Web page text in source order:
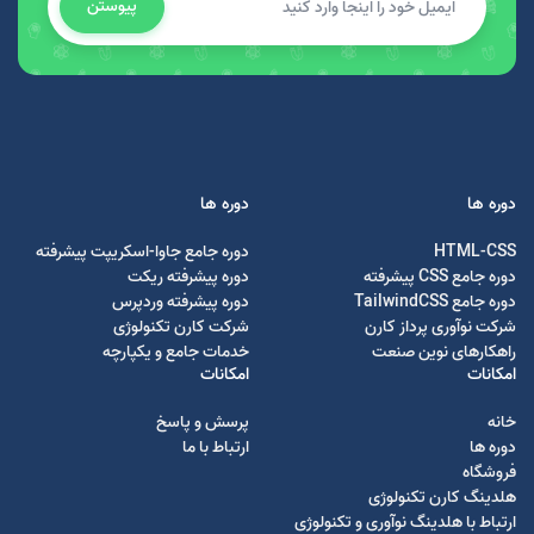
پیوستن
دوره ها
HTML-CSS
دوره جامع CSS پیشرفته
دوره جامع TailwindCSS
شرکت نوآوری پرداز کارن
راهکارهای نوین صنعت
دوره ها
دوره جامع جاوا-اسکریپت پیشرفته
دوره پیشرفته ریکت
دوره پیشرفته وردپرس
شرکت کارن تکنولوژی
خدمات جامع و یکپارچه
امکانات
خانه
دوره ها
فروشگاه
هلدینگ کارن تکنولوژی
ارتباط با هلدینگ نوآوری و تکنولوژی
امکانات
پرسش و پاسخ
ارتباط با ما